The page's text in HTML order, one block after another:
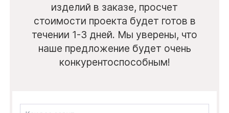
изделий в заказе, просчет
стоимости проекта будет готов в
течении 1-3 дней. Мы уверены, что
наше предложение будет очень
конкурентоспособным!